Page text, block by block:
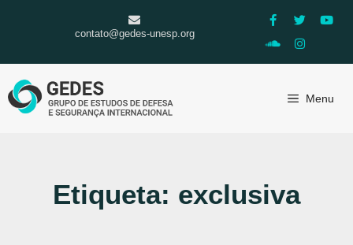
contato@gedes-unesp.org
Menu
Etiqueta: exclusiva